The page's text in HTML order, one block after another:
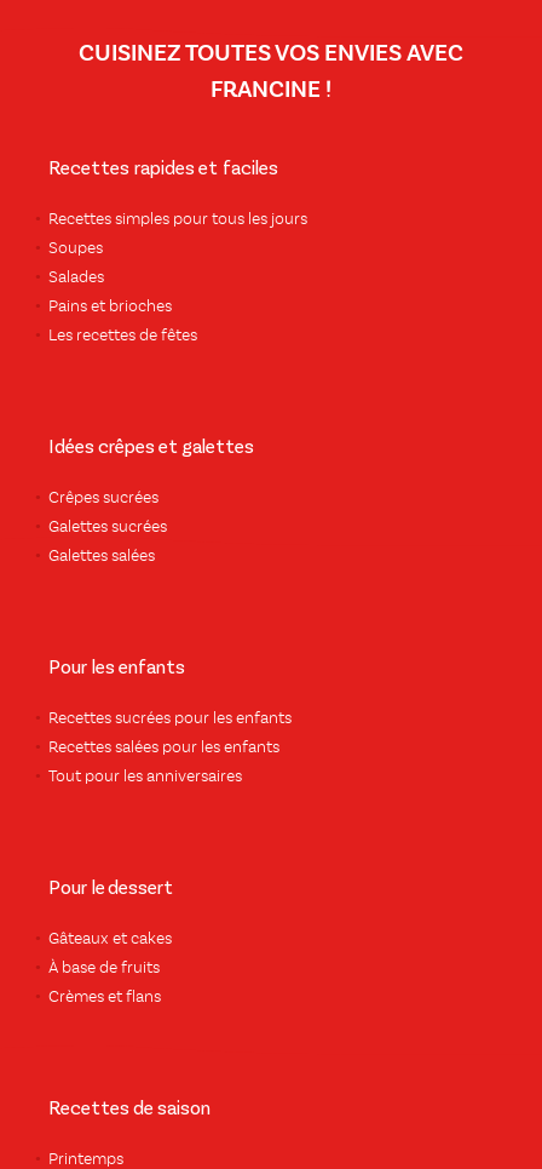
CUISINEZ TOUTES VOS ENVIES AVEC
FRANCINE !
Recettes rapides et faciles
Recettes simples pour tous les jours
Soupes
Salades
Pains et brioches
Les recettes de fêtes
Idées crêpes et galettes
Crêpes sucrées
Galettes sucrées
Galettes salées
Pour les enfants
Recettes sucrées pour les enfants
Recettes salées pour les enfants
Tout pour les anniversaires
Pour le dessert
Gâteaux et cakes
À base de fruits
Crèmes et flans
Recettes de saison
Printemps